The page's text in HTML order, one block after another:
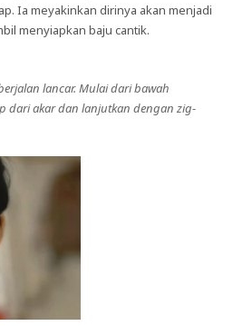
Ia meyakinkan dirinya akan menjadi
menyiapkan baju cantik.
lancar. Mulai dari bawah
dari akar dan lanjutkan dengan zig-